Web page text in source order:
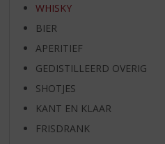
WHISKY
BIER
APERITIEF
GEDISTILLEERD OVERIG
SHOTJES
KANT EN KLAAR
FRISDRANK